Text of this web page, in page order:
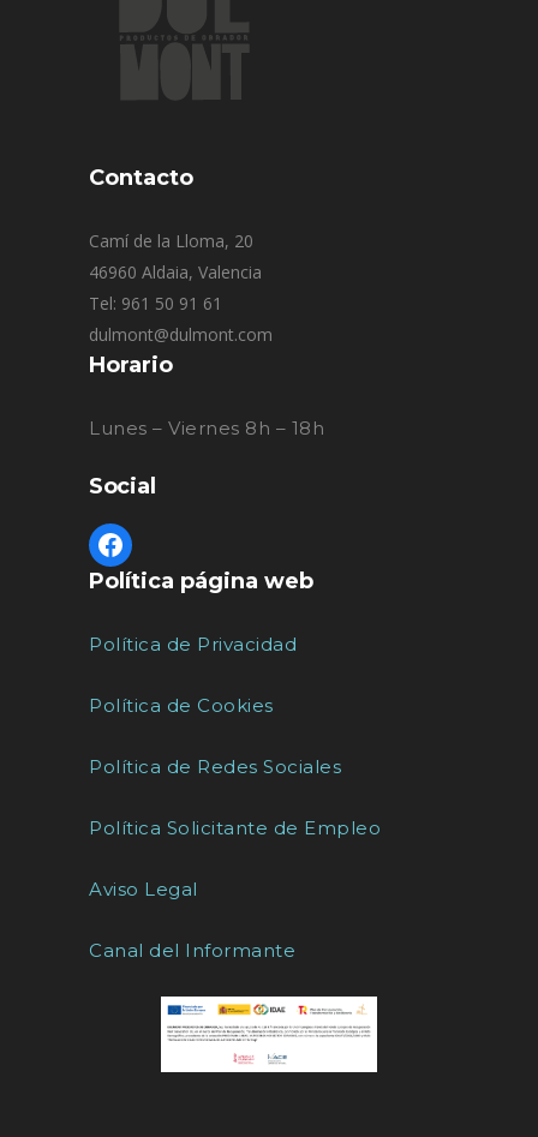
Contacto
Camí de la Lloma, 20
46960 Aldaia, Valencia
Tel: 961 50 91 61
dulmont@dulmont.com
Horario
Lunes – Viernes 8h – 18h
Social
Política página web
Política de Privacidad
Política de Cookies
Política de Redes Sociales
Política Solicitante de Empleo
Aviso Legal
Canal del Informante